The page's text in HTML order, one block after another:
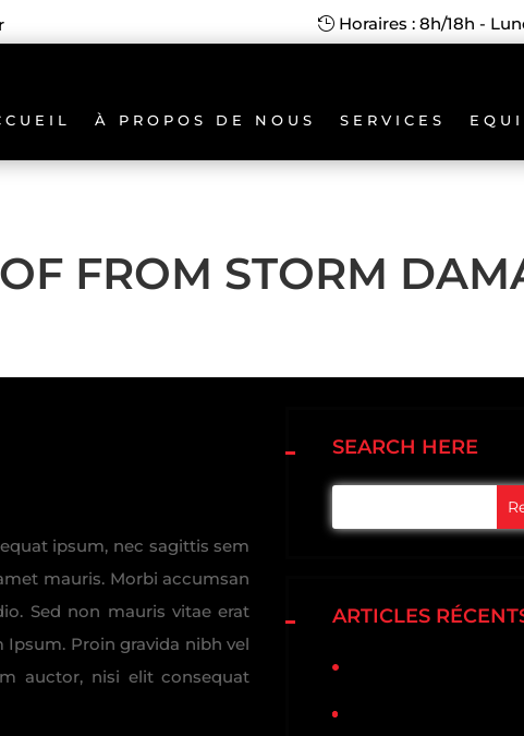
Horaires : 8h/18h -
À PROPOS DE NOUS SERVICES
FROM STORM
ipsum, nec sagittis sem
mauris. Morbi accumsan
Sed non mauris vitae erat
Proin gravida nibh vel
auctor, nisi elit consequat
SEARCH HERE
ARTICLES